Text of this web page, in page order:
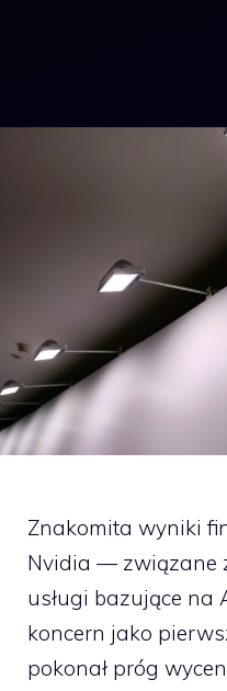
Znakomita wyniki
Nvidia — związane
usługi bazujące na
koncern jako
pokonał próg